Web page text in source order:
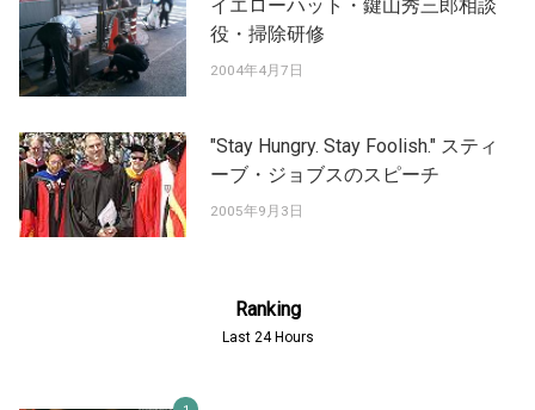
イエローハット・鍵山秀三郎相談
役・掃除研修
2004年4月7日
"Stay Hungry. Stay Foolish." スティ
ーブ・ジョブスのスピーチ
2005年9月3日
Ranking
Last 24 Hours